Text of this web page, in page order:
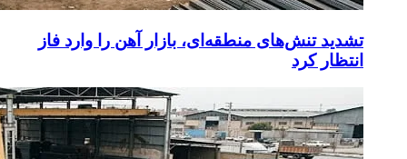
تشدید تنش‌های منطقه‌ای، بازار آهن را وارد فاز
انتظار کرد